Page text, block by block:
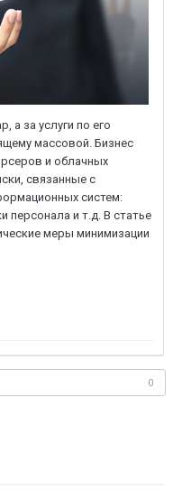
а за услуги по его
массовой. Бизнес
и облачных
связанные с
систем:
персонала и т.д. В статье
меры минимизации
0